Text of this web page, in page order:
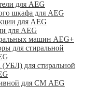
для AEG
шкафа для AEG
для AEG
для AEG
машин AEG+
для стиральной
для стиральной
для СМ AEG